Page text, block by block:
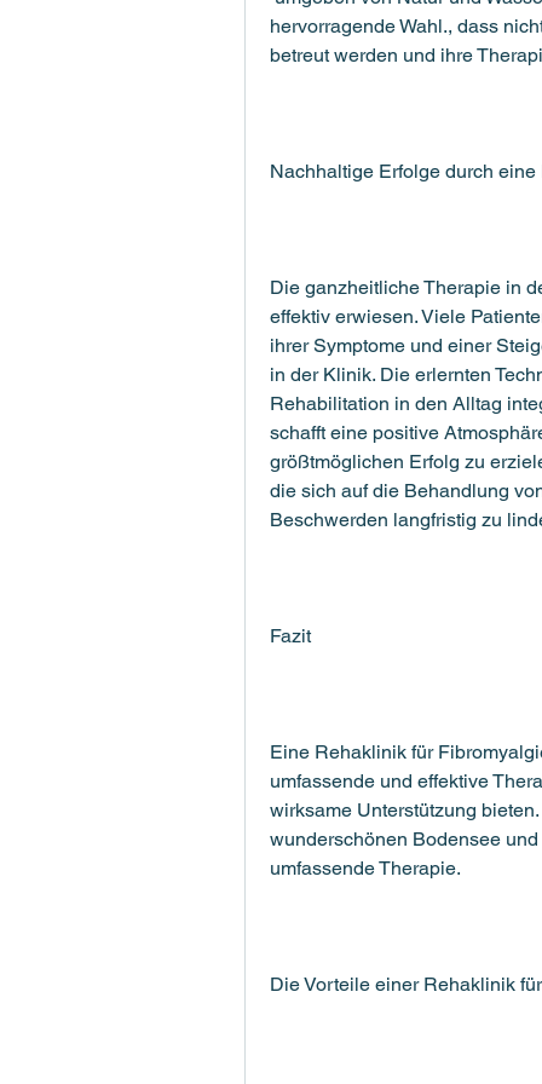
hervorragende Wahl., dass
betreut werden und ihre
Nachhaltige Erfolge durch
Die ganzheitliche Therapie in
effektiv erwiesen. Viele
ihrer Symptome und einer
in der Klinik. Die erlernten
Rehabilitation in den Alltag
schafft eine positive
größtmöglichen Erfolg zu
die sich auf die Behandlung
Beschwerden langfristig zu
Fazit
Eine Rehaklinik für
umfassende und effektive
wirksame Unterstützung
wunderschönen Bodensee
umfassende Therapie.
Die Vorteile einer Rehaklinik